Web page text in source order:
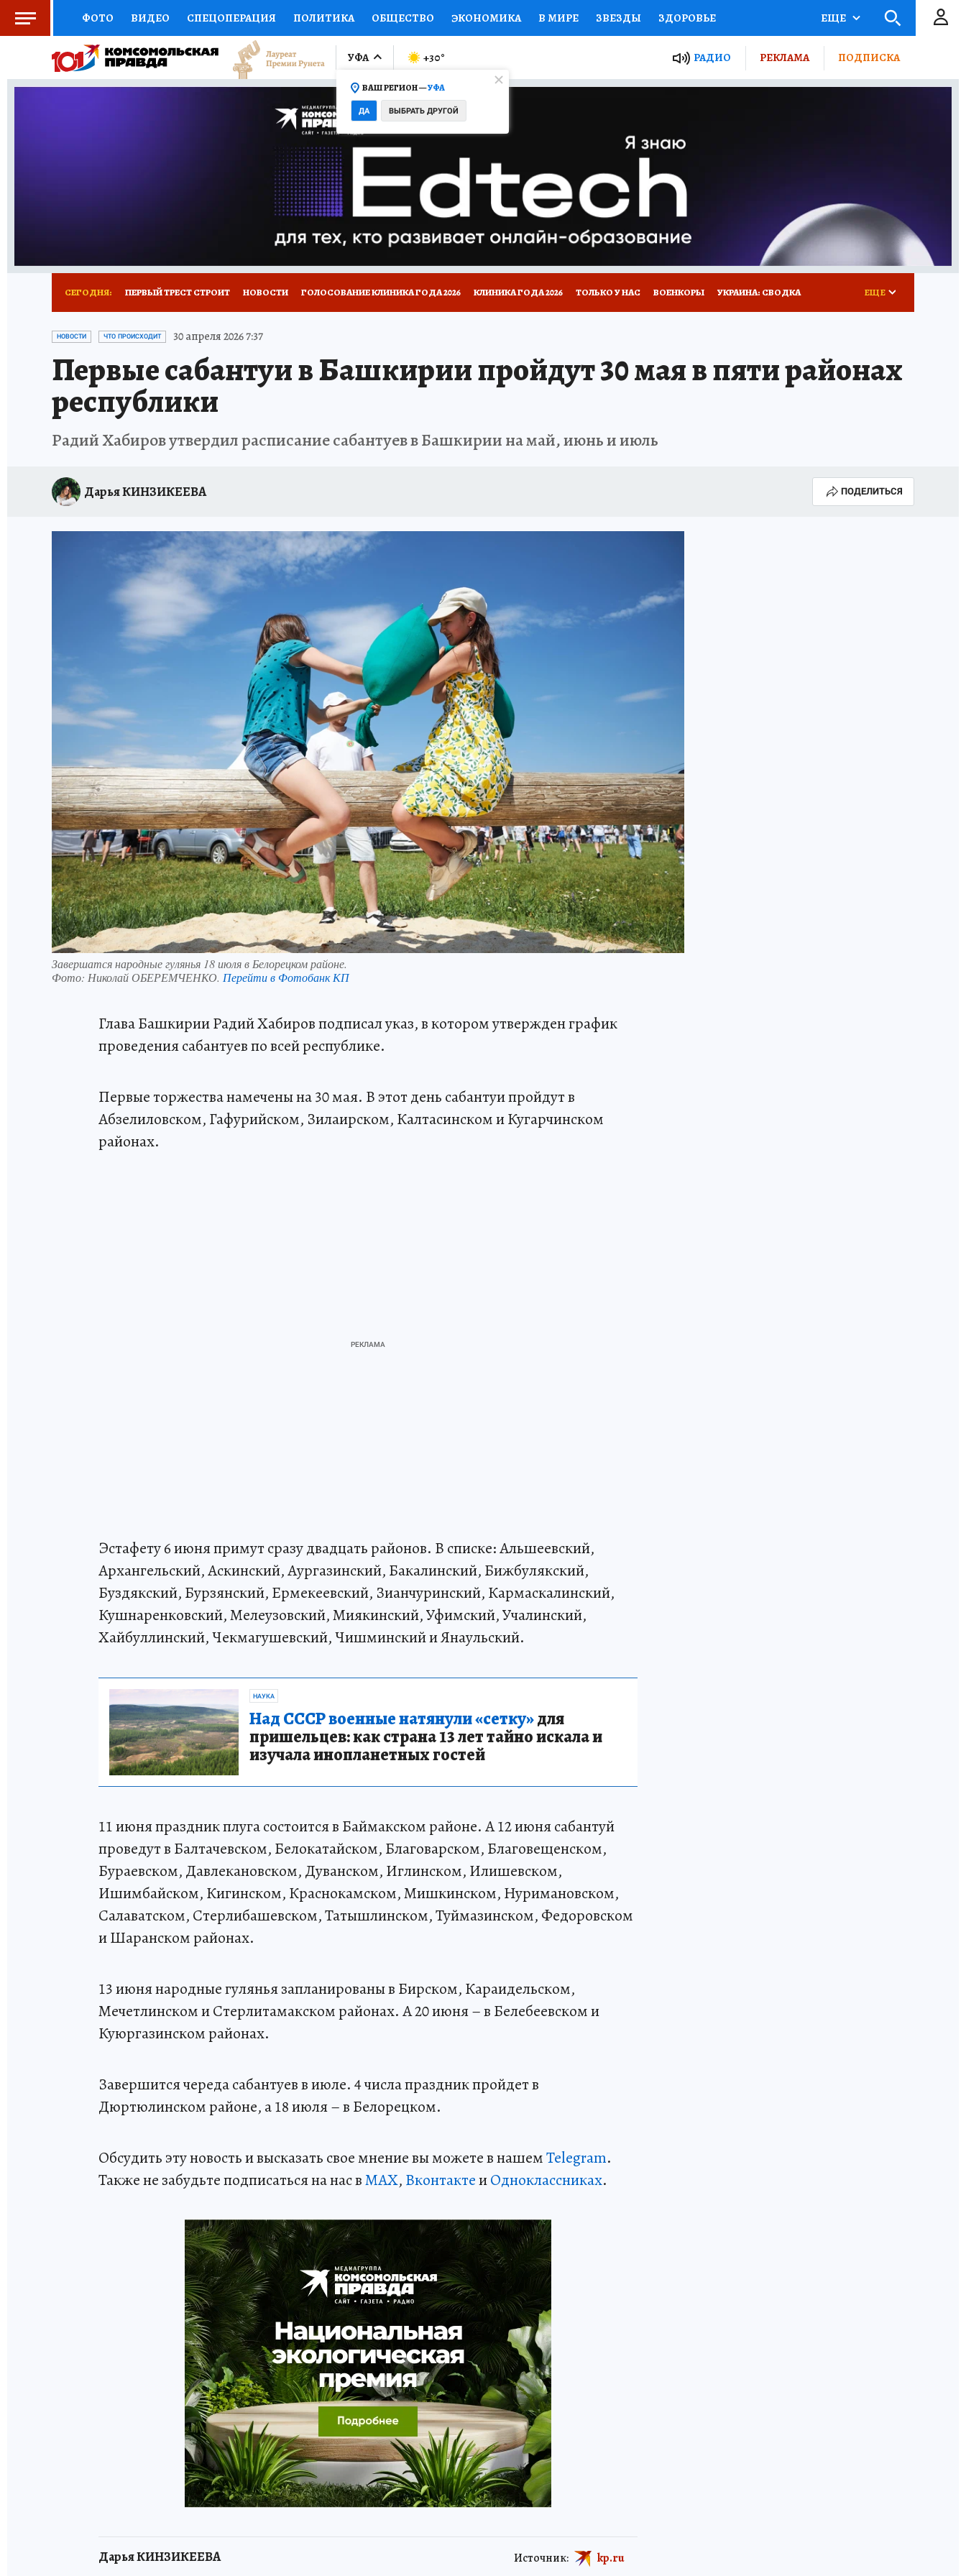
ФОТО ВИДЕО СПЕЦОПЕРАЦИЯ ПОЛИТИКА ОБЩЕСТВО ЭКОНОМИКА В МИРЕ ЗВЕЗДЫ ЗДОРОВЬЕ
СОЦПОДДЕРЖКА НАУКА СПОРТ КОЛУМНИСТЫ ПРОИСШЕСТВИЯ НАЦИОНАЛЬНЫЕ ПРОЕКТЫ РОССИИ
ВЫБОР ЭКСПЕРТОВ ДОКТОР ФИНАНСЫ ОТКРЫВАЕМ МИР СЕМЬЯ ЖЕНСКИЕ СЕКРЕТЫ ПУТЕВОДИТЕЛЬ
ПРОГНОЗЫ НА СПОРТ ПРОМОКОДЫ СЕРИАЛЫ
ТЕЛЕВИЗОР КОЛЛЕКЦИИ КОНКУРСЫ ГИД ПОТРЕБИТЕЛЯ
НОВОЕ НА САЙТЕ
ЕЩЕ
УФА
ВАШ РЕГИОН —УФА
ДА ВЫБРАТЬ ДРУГОЙ
+30° РАДИО РЕКЛАМА ПОДПИСКА
СЕГОДНЯ: ПЕРВЫЙ ТРЕСТ СТРОИТ НОВОСТИ ГОЛОСОВАНИЕ КЛИНИКА ГОДА 2026 КЛИНИКА ГОДА 2026 ТОЛЬКО У НАС ВОЕНКОРЫ УКРАИНА: СВОДКА
КП В МАХ ОТДЫХ В РОССИИ
ЕЩЕ
НОВОСТИ ЧТО ПРОИСХОДИТ 30 апреля 2026 7:37
Первые сабантуи в Башкирии пройдут 30 мая в пяти районах
республики
Радий Хабиров утвердил расписание сабантуев в Башкирии на май, июнь и июль
Дарья КИНЗИКЕЕВА ПОДЕЛИТЬСЯ
Завершатся народные гулянья 18 июля в Белорецком районе.
Фото: Николай ОБЕРЕМЧЕНКО. Перейти в Фотобанк КП
Глава Башкирии Радий Хабиров подписал указ, в котором утвержден график
проведения сабантуев по всей республике.
Первые торжества намечены на 30 мая. В этот день сабантуи пройдут в
Абзелиловском, Гафурийском, Зилаирском, Калтасинском и Кугарчинском
районах.
Эстафету 6 июня примут сразу двадцать районов. В списке: Альшеевский,
Архангельский, Аскинский, Аургазинский, Бакалинский, Бижбулякский,
Буздякский, Бурзянский, Ермекеевский, Зианчуринский, Кармаскалинский,
Кушнаренковский, Мелеузовский, Миякинский, Уфимский, Учалинский,
Хайбуллинский, Чекмагушевский, Чишминский и Янаульский.
НАУКА
Над СССР военные натянули «сетку»для
пришельцев: как страна 13 лет тайно искала и
изучала инопланетных гостей
11 июня праздник плуга состоится в Баймакском районе. А 12 июня сабантуй
проведут в Балтачевском, Белокатайском, Благоварском, Благовещенском,
Бураевском, Давлекановском, Дуванском, Иглинском, Илишевском,
Ишимбайском, Кигинском, Краснокамском, Мишкинском, Нуримановском,
Салаватском, Стерлибашевском, Татышлинском, Туймазинском, Федоровском
и Шаранском районах.
13 июня народные гулянья запланированы в Бирском, Караидельском,
Мечетлинском и Стерлитамакском районах. А 20 июня – в Белебеевском и
Куюргазинском районах.
Завершится череда сабантуев в июле. 4 числа праздник пройдет в
Дюртюлинском районе, а 18 июля – в Белорецком.
Обсудить эту новость и высказать свое мнение вы можете в нашемTelegram.
Также не забудьте подписаться на нас вMAX, ВконтактеиОдноклассниках.
Дарья КИНЗИКЕЕВА Источник: kp.ru